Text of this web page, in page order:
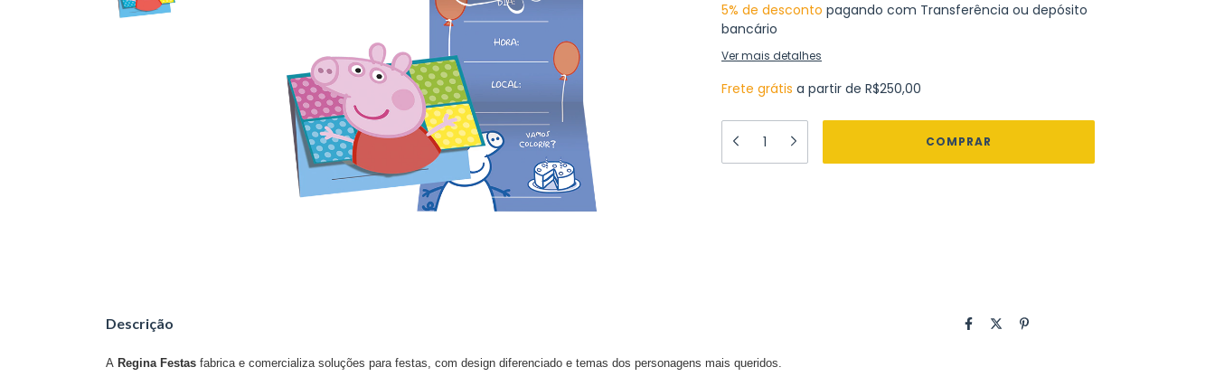
5% de desconto pagando com Transferência ou depósito
bancário
Ver mais detalhes
Frete grátis a partir de R$250,00
Descrição
A Regina Festas fabrica e comercializa soluções para festas, com design diferenciado e temas dos personagens mais queridos.